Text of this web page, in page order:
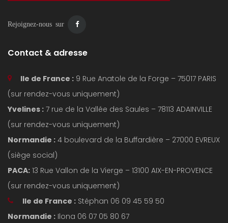
Rejoignez-nous sur
Contact & adresse
Ile de France : 9 Rue Anatole de la Forge – 75017 PARIS
(sur rendez-vous uniquement)
Yvelines : 7 rue de la Vallée des Saules – 78113 ADAINVILLE
(sur rendez-vous uniquement)
Normandie : 4 boulevard de la Buffardière – 27000 EVREUX
(siège social)
PACA: 13 Rue Vallon de la Vierge – 13100 AIX-EN-PROVENCE
(sur rendez-vous uniquement)
Ile de France : Stéphan 06 09 45 59 50
Normandie : Ilona 06 07 05 80 67